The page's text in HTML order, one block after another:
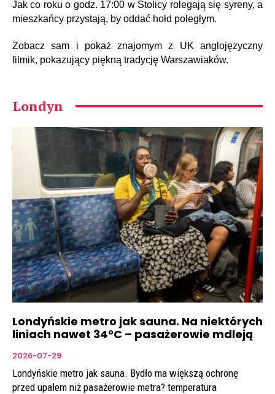
Jak co roku o godz. 17:00 w Stolicy rolegają się syreny, a
mieszkańcy przystają, by oddać hołd poległym.
Zobacz sam i pokaż znajomym z UK anglojęzyczny
filmik, pokazujący piękną tradycję Warszawiaków.
Londyn
Londyńskie metro jak sauna. Na niektórych
liniach nawet 34°C – pasażerowie mdleją
2026-07-29
Londyńskie metro jak sauna. Bydło ma większą ochronę
przed upałem niż pasażerowie metra? temperatura